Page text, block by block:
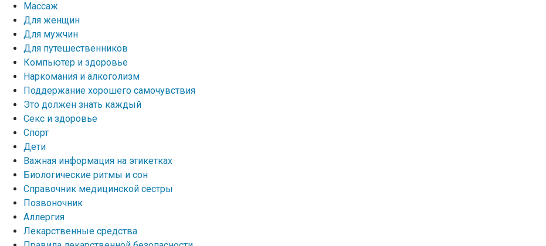
Массаж
Для женщин
Для мужчин
Для путешественников
Компьютер и здоровье
Наркомания и алкоголизм
Поддержание хорошего самочувствия
Это должен знать каждый
Секс и здоровье
Спорт
Дети
Важная информация на этикетках
Биологические ритмы и сон
Справочник медицинской сестры
Позвоночник
Аллергия
Лекарственные средства